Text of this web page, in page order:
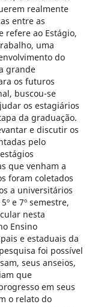
realmente
entre as
refere ao Estágio,
uma
do
grande
os futuros
buscou-se
os estagiários
da graduação.
e discutir os
pelo
que venham a
foram coletados
a universitários
e 7º semestre,
nesta
Ensino
e estaduais da
foi possível
seus anseios,
que
em seus
o relato do